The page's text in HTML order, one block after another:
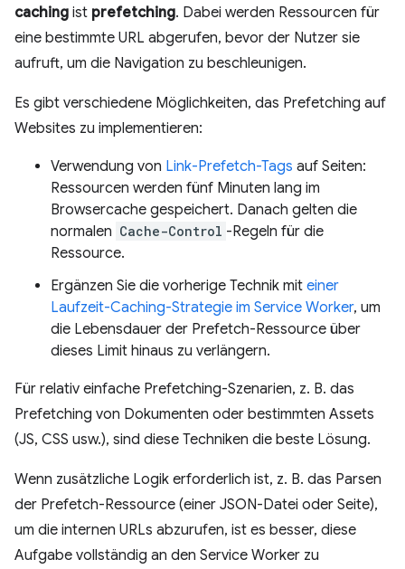
caching ist prefetching. Dabei werden Ressourcen für
eine bestimmte URL abgerufen, bevor der Nutzer sie
aufruft, um die Navigation zu beschleunigen.
Es gibt verschiedene Möglichkeiten, das Prefetching auf
Websites zu implementieren:
Verwendung von Link-Prefetch-Tags auf Seiten:
Ressourcen werden fünf Minuten lang im
Browsercache gespeichert. Danach gelten die
normalen Cache-Control -Regeln für die
Ressource.
Ergänzen Sie die vorherige Technik mit einer
Laufzeit-Caching-Strategie im Service Worker, um
die Lebensdauer der Prefetch-Ressource über
dieses Limit hinaus zu verlängern.
Für relativ einfache Prefetching-Szenarien, z. B. das
Prefetching von Dokumenten oder bestimmten Assets
(JS, CSS usw.), sind diese Techniken die beste Lösung.
Wenn zusätzliche Logik erforderlich ist, z. B. das Parsen
der Prefetch-Ressource (einer JSON-Datei oder Seite),
um die internen URLs abzurufen, ist es besser, diese
Aufgabe vollständig an den Service Worker zu